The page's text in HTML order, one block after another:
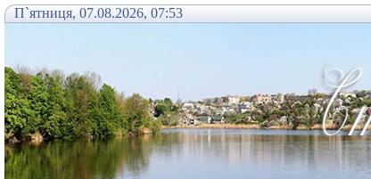
П`ятниця, 07.08.2026, 07:53